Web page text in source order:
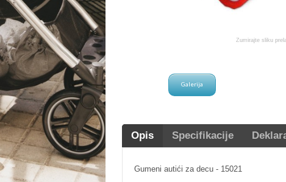
Opis Specifikacije
Gumeni autići za decu - 15021